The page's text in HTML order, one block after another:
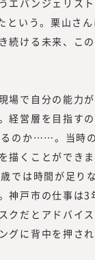
所に携わる編
自身も「挑戦
われ自身も
内容、集める
情報を発信し
という。栗山さ
続ける未来、こ
場で自分の能力
経営層を目指す
のか……。当時
描くことができ
では時間が足り
神戸市の仕事は3
クだとアドバイ
グに背中を押さ